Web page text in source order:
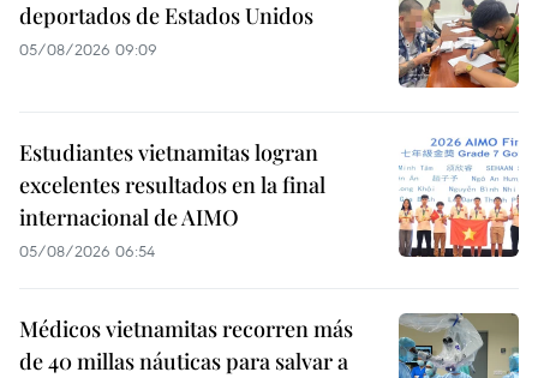
deportados de Estados Unidos
05/08/2026 09:09
Estudiantes vietnamitas logran
excelentes resultados en la final
internacional de AIMO
05/08/2026 06:54
Médicos vietnamitas recorren más
de 40 millas náuticas para salvar a